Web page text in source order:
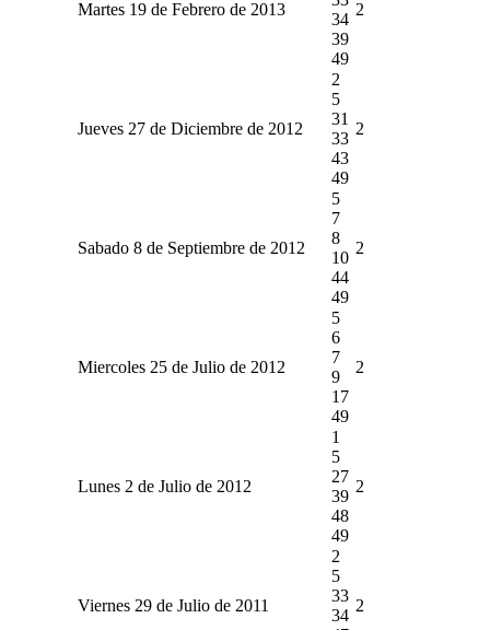
Martes 19 de Febrero de 2013
34
39
49
2
Jueves 27 de Diciembre de 2012
2
5
31
33
43
49
2
Sabado 8 de Septiembre de 2012
5
7
8
10
44
49
2
Miercoles 25 de Julio de 2012
5
6
7
9
17
49
2
Lunes 2 de Julio de 2012
1
5
27
39
48
49
2
Viernes 29 de Julio de 2011
2
5
33
34
2